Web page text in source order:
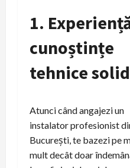
1.
cunoștințe
tehnice
Atunci când angajezi un
instalator profesionist
București, te bazezi pe
mult decât doar